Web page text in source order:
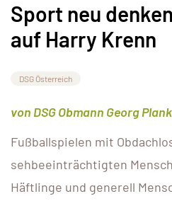
Sport neu
auf Harry Krenn
DSG Österreich
von DSG Obmann Georg Plank
Fußballspielen mit
sehbeeinträchtigten
Häftlinge und generell